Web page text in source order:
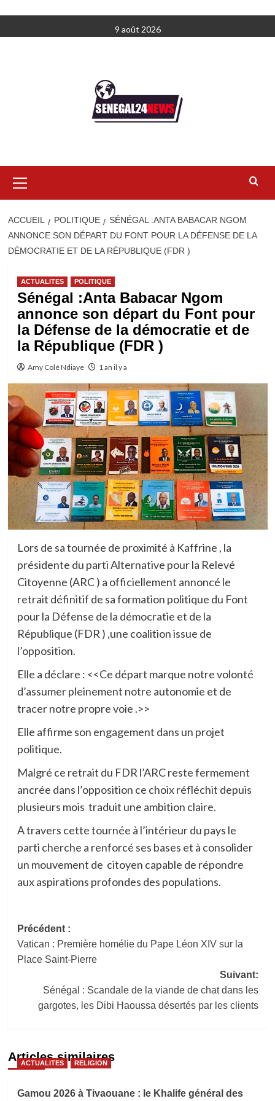
au
9 août 2026
principal
ACCUEIL POLITIQUE
SÉNÉGAL :ANTA BABACAR NGOM
ANNONCE SON DÉPART DU FONT POUR LA DÉFENSE DE LA
DÉMOCRATIE ET DE LA RÉPUBLIQUE (FDR )
ACTUALITES POLITIQUE
Sénégal :Anta Babacar Ngom
annonce son départ du Font pour
la Défense de la démocratie et de
la République (FDR )
Amy Colé Ndiaye 1 an il y a
Lors de sa tournée de proximité à Kaffrine , la
présidente du parti Alternative pour la Relevé
Citoyenne (ARC ) a officiellement annoncé le
retrait définitif de sa formation politique du Font
pour la Défense de la démocratie et de la
République (FDR ) ,une coalition issue de
l’opposition.
Elle a déclare : <<Ce départ marque notre volonté
d’assumer pleinement notre autonomie et de
tracer notre propre voie .>>
Elle affirme son engagement dans un projet
politique.
Malgré ce retrait du FDR l’ARC reste fermement
ancrée dans l’opposition ce choix réfléchit depuis
plusieurs mois traduit une ambition claire.
A travers cette tournée à l’intérieur du pays le
parti cherche a renforcé ses bases et à consolider
un mouvement de citoyen capable de répondre
aux aspirations profondes des populations.
Navigation
d’article
Précédent :
Vatican : Première homélie du Pape Léon XIV sur la
Place Saint-Pierre
Suivant:
Sénégal : Scandale de la viande de chat dans les
gargotes, les Dibi Haoussa désertés par les clients
Articles similaires
ACTUALITES RELIGION
Gamou 2026 à Tivaouane : le Khalife général des